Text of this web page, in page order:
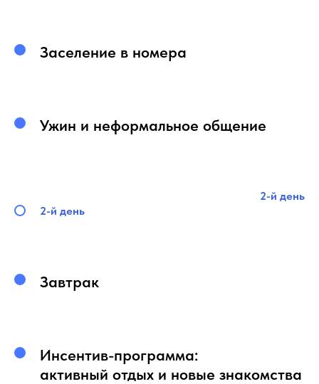
Заселение в номера
Ужин и неформальное общение
2-й день
2-й день
Завтрак
Инсентив-программа:
активный отдых и новые знакомства